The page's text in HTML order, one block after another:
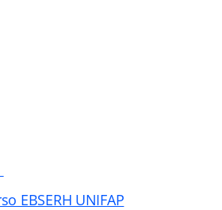
EBSERH UNIFAP